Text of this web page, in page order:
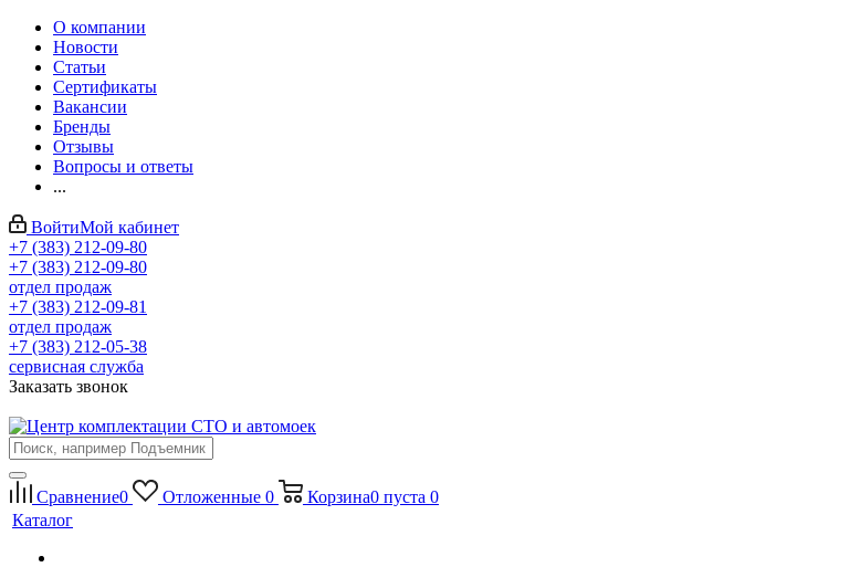
О компании
Новости
Статьи
Сертификаты
Вакансии
Бренды
Отзывы
Вопросы и ответы
...
ВойтиМой кабинет
+7 (383) 212-09-80
+7 (383) 212-09-80
отдел продаж
+7 (383) 212-09-81
отдел продаж
+7 (383) 212-05-38
сервисная служба
Заказать звонок
Сравнение0 Отложенные 0 Корзина0 пуста 0
Каталог